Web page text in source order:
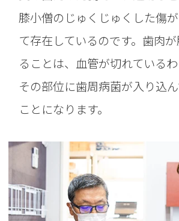
膝小僧のじゅくじゅくした傷
て存在しているのです。歯肉
ることは、血管が切れているわ
その部位に歯周病菌が入り込
ことになります。